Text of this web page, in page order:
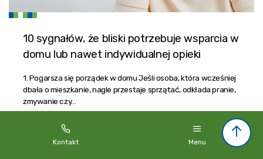
10 sygnałów, że bliski potrzebuje wsparcia w
domu lub nawet indywidualnej opieki
1. Pogarsza się porządek w domu Jeśli osoba, która wcześniej
dbała o mieszkanie, nagle przestaje sprzątać, odkłada pranie,
zmywanie czy…
Kontakt Menu